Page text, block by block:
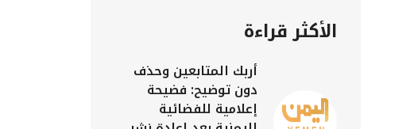
الأكثر قراءة
أربك المتابعين وحذف
دون توضيح: فضيحة
إعلامية للفضائية